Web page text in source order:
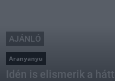
AJÁNLÓ
Aranyanyu
Idén is elismerik a